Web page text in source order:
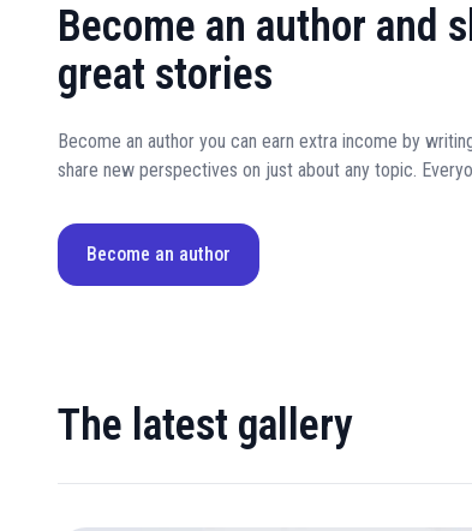
Become an author and
great stories
Become an author you can earn extra income by
share new perspectives on just about any topic.
Become an author
The latest gallery